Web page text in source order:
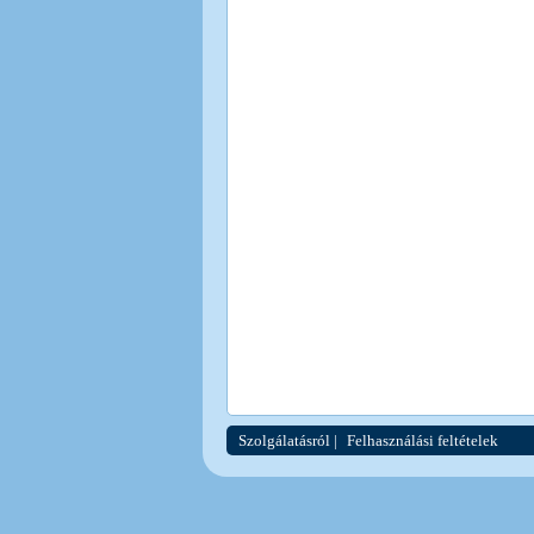
Szolgálatásról | Felhasználási feltételek